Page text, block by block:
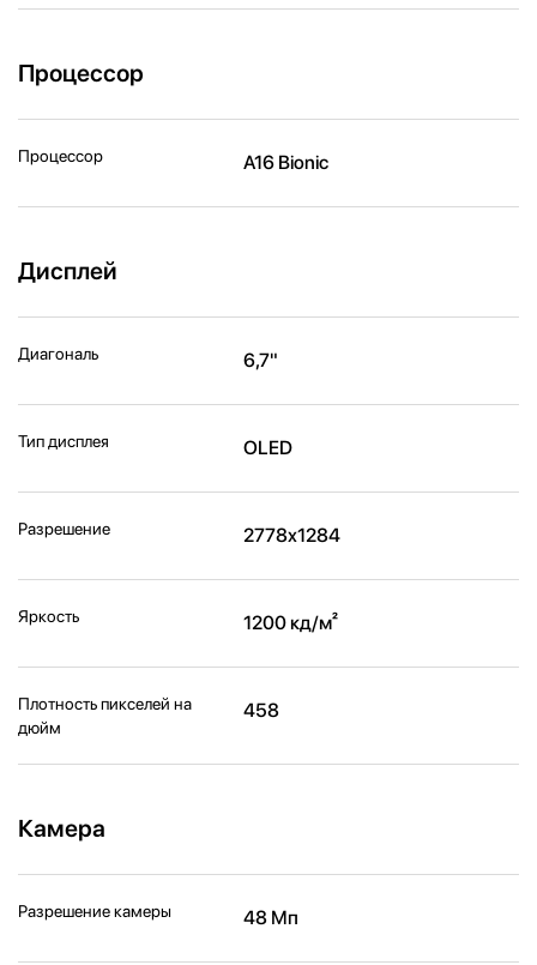
Процессор
Процессор A16 Bionic
Дисплей
Диагональ 6,7"
Тип дисплея OLED
Разрешение 2778x1284
Яркость 1200 кд/м²
Плотность пикселей на
дюйм
458
Камера
Разрешение камеры 48 Мп